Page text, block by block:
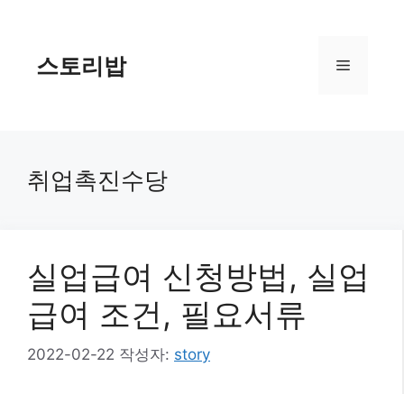
스토리밥 메
취업촉진수당
실업급여 신청방법, 실업
급여 조건, 필요서류
2022-02-22 작성자: story